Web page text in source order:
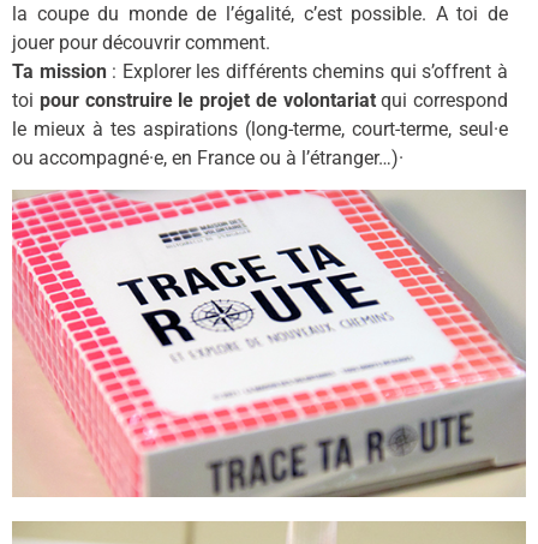
la coupe du monde de l’égalité, c’est possible. A toi de
jouer pour découvrir comment.
Ta mission: Explorer les différents chemins qui s’offrent à
toi pour construire le projet de volontariatqui correspond
le mieux à tes aspirations (long-terme, court-terme, seul·e
ou accompagné·e, en France ou à l’étranger…)·